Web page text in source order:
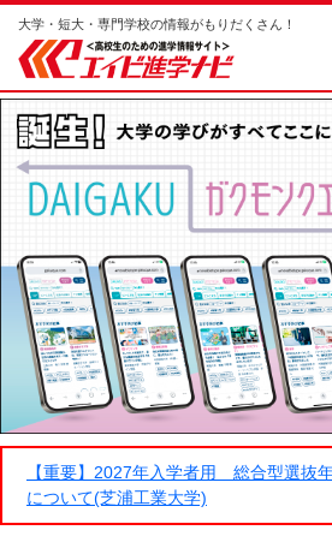
大学・短大・専門学校の情報がもりだくさん！
【重要】2027年入学者用 総合型選抜
について(芝浦工業大学)